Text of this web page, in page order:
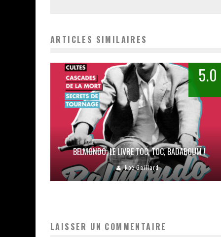
ARTICLES SIMILAIRES
5.0
BELMONDO, LE LIVRE TOC, TOC, BADABOUM !
Noé Gaillard
LAISSER UN COMMENTAIRE